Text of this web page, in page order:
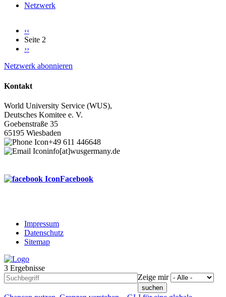
Netzwerk
Seitennummerierung
Vorherige
Seite
‹‹
Seite 2
Nächste
››
Netzwerk abonnieren
Kontakt
World University Service (WUS),
Deutsches Komitee e. V.
Goebenstraße 35
65195 Wiesbaden
+49 611 446648
info[at]wusgermany.de
Facebook
Footer
menu
Impressum
Datenschutz
Sitemap
3 Ergebnisse
Zeige mir